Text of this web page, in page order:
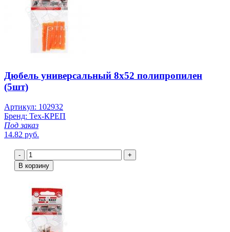
Дюбель универсальный 8х52 полипропилен
(5шт)
Артикул: 102932
Бренд: Тех-КРЕП
Под заказ
14.82 руб.
-
+
В корзину